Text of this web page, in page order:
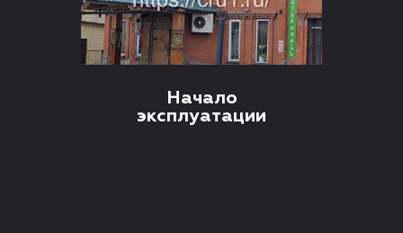
Начало
эксплуатации